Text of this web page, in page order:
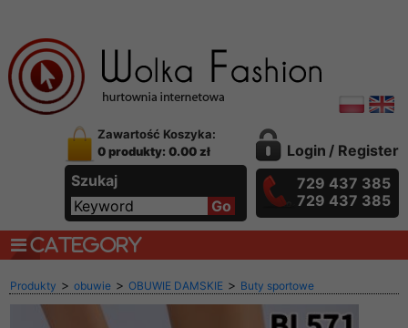
Zawartość Koszyka:
0 produkty: 0.00 zł
Szukaj
Login / Register
729 437 385
729 437 385
CATEGORY
Produkty > obuwie > OBUWIE DAMSKIE > Buty sportowe